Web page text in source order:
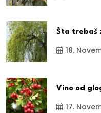
Šta trebaš
18.
Vino od
17.